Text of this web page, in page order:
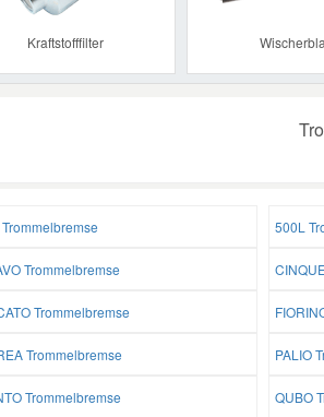
Kraftstofffilter
500L
Trommelbremse
Trommelbremse
Trommelbremse PALIO
Trommelbremse QUBO